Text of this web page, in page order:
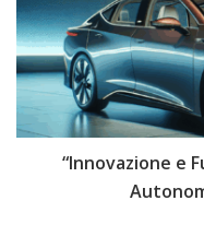
“Innovazione e